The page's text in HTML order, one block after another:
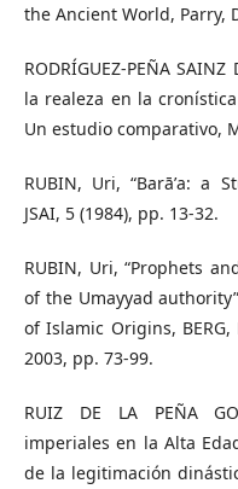
the Ancient World, Parry,
RODRÍGUEZ-PEÑA
la realeza en la
Un estudio comparativo,
RUBIN, Uri, “Barāʼa: a
JSAI, 5 (1984), pp. 13-32.
RUBIN, Uri, “Prophets
of the Umayyad
of Islamic Origins,
2003, pp. 73-99.
RUIZ DE LA PEÑA
imperiales en la Alta
de la legitimación